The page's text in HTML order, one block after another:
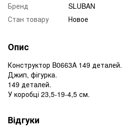
Бренд
SLUBAN
Стан товару
Новое
Опис
Конструктор B0663A 149 деталей.
Джип, фігурка.
149 деталей.
У коробці 23,5-19-4,5 см.
Відгуки